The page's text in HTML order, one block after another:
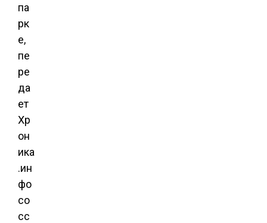
па
рк
е,
пе
ре
да
ет
Хр
он
ика
.ин
фо
со
сс